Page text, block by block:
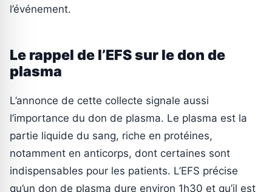
l’événement.
Le rappel de l’EFS sur le don de
plasma
L’annonce de cette collecte signale aussi
l’importance du don de plasma. Le plasma est la
partie liquide du sang, riche en protéines,
notamment en anticorps, dont certaines sont
indispensables pour les patients. L’EFS précise
qu’un don de plasma dure environ 1h30 et qu’il est